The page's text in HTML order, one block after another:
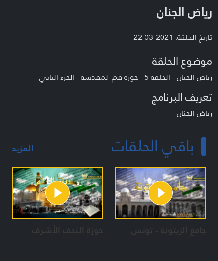
رياض الجنان
تاريخ الحلقة: 2021-03-22
موضوع الحلقة
رياض الجنان - الحلقة 5 - حوزة قم المقدسة - الجزء الثاني
تعريف البرنامج
رياض الجنان
باقي الحلقات المزيد
جامع الزيتونة - تونس حوزة النجف الأشرف